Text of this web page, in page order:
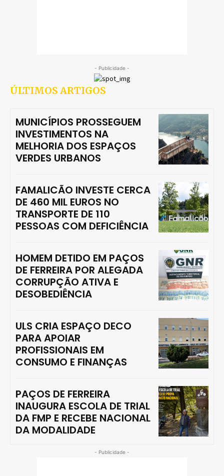
- Publicidade -
ÚLTIMOS ARTIGOS
MUNICÍPIOS PROSSEGUEM
INVESTIMENTOS NA
MELHORIA DOS ESPAÇOS
VERDES URBANOS
FAMALICÃO INVESTE CERCA
DE 460 MIL EUROS NO
TRANSPORTE DE 110
PESSOAS COM DEFICIÊNCIA
HOMEM DETIDO EM PAÇOS
DE FERREIRA POR ALEGADA
CORRUPÇÃO ATIVA E
DESOBEDIÊNCIA
ULS CRIA ESPAÇO DECO
PARA APOIAR
PROFISSIONAIS EM
CONSUMO E FINANÇAS
PAÇOS DE FERREIRA
INAUGURA ESCOLA DE TRIAL
DA FMP E RECEBE NACIONAL
DA MODALIDADE
- Publicidade -